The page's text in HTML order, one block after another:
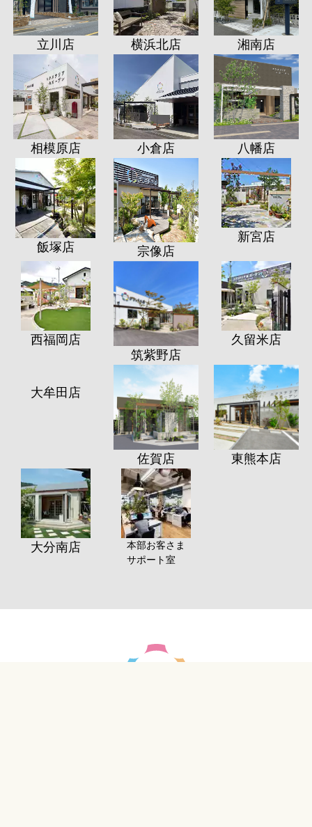
立川店 横浜北店 湘南店
相模原店 小倉店 八幡店
飯塚店 宗像店
新宮店
西福岡店
筑紫野店
久留米店
佐賀店 東熊本店
大分南店
本部お客さま
サポート室